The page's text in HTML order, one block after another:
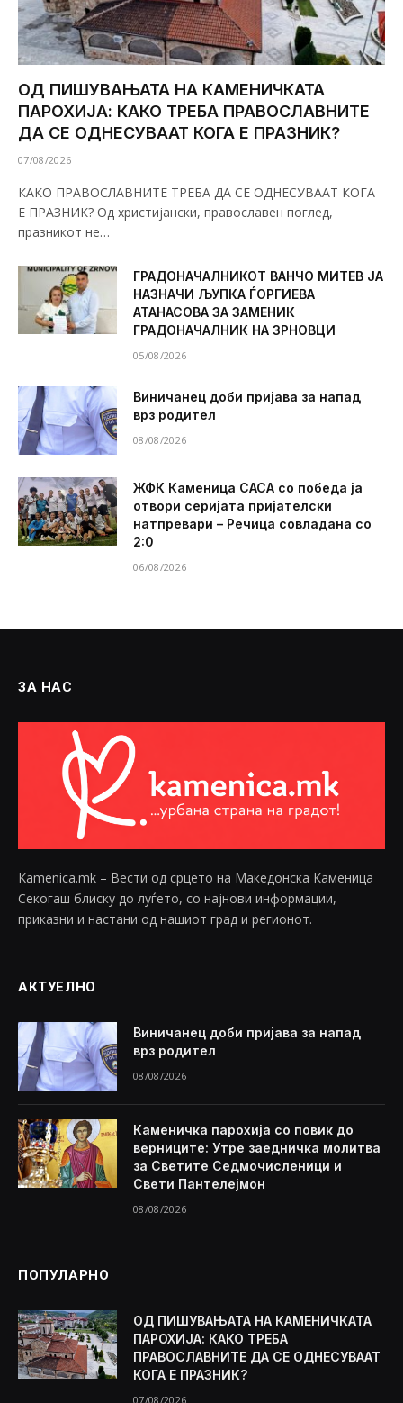
ОД ПИШУВАЊАТА НА КАМЕНИЧКАТА
ПАРОХИЈА: КАКО ТРЕБА ПРАВОСЛАВНИТЕ
ДА СЕ ОДНЕСУВААТ КОГА Е ПРАЗНИК?
07/08/2026
КАКО ПРАВОСЛАВНИТЕ ТРЕБА ДА СЕ ОДНЕСУВААТ КОГА
Е ПРАЗНИК? Од христијански, православен поглед,
празникот не…
ГРАДОНАЧАЛНИКОТ ВАНЧО МИТЕВ ЈА
НАЗНАЧИ ЉУПКА ЃОРГИЕВА
АТАНАСОВА ЗА ЗАМЕНИК
ГРАДОНАЧАЛНИК НА ЗРНОВЦИ
05/08/2026
Виничанец доби пријава за напад
врз родител
08/08/2026
ЖФК Каменица САСА со победа ја
отвори серијата пријателски
натпревари – Речица совладана со
2:0
06/08/2026
ЗА НАС
Kamenica.mk – Вести од срцето на Македонска Каменица
Секогаш блиску до луѓето, со најнови информации,
приказни и настани од нашиот град и регионот.
АКТУЕЛНО
Виничанец доби пријава за напад
врз родител
08/08/2026
Каменичка парохија со повик до
верниците: Утре заедничка молитва
за Светите Седмочисленици и
Свети Пантелејмон
08/08/2026
ПОПУЛАРНО
ОД ПИШУВАЊАТА НА КАМЕНИЧКАТА
ПАРОХИЈА: КАКО ТРЕБА
ПРАВОСЛАВНИТЕ ДА СЕ ОДНЕСУВААТ
КОГА Е ПРАЗНИК?
07/08/2026